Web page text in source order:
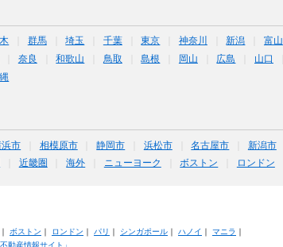
群馬 埼玉 千葉 東京 神奈川 新潟 富山
奈良 和歌山 鳥取 島根 岡山 広島 山口
浜市 相模原市 静岡市 浜松市 名古屋市 新潟市
近畿圏 海外 ニューヨーク ボストン ロンドン
ボストン ロンドン パリ シンガポール｜ ハノイ マニラ